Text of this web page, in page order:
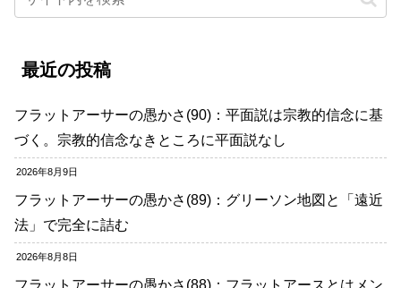
最近の投稿
フラットアーサーの愚かさ(90)：平面説は宗教的信念に基
づく。宗教的信念なきところに平面説なし
2026年8月9日
フラットアーサーの愚かさ(89)：グリーソン地図と「遠近
法」で完全に詰む
2026年8月8日
フラットアーサーの愚かさ(88)：フラットアースとはメン